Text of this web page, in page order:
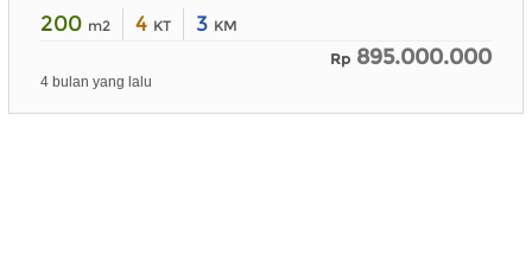
200 m2 4 KT 3 KM
Rp 895.000.000
4 bulan yang lalu